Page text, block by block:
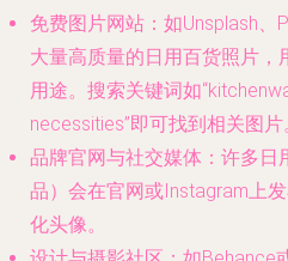
免费图片网站 ：如Unsplash
大量高质量的日用百货照片
用途。搜索关键词如
necessities”即可找到相关图片
品牌官网与社交媒体 ：许多
品）会在官网或Instagram上
化头像。